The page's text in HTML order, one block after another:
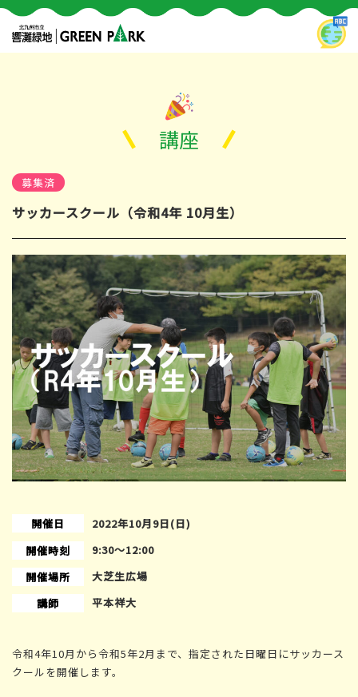
講座
募集済
サッカースクール（令和4年 10月生）
開催日
2022年10月9日(日)
開催時刻
9:30〜12:00
開催場所
大芝生広場
講師
平本祥大
令和4年10月から令和5年2月まで、指定された日曜日にサッカース
クールを開催します。